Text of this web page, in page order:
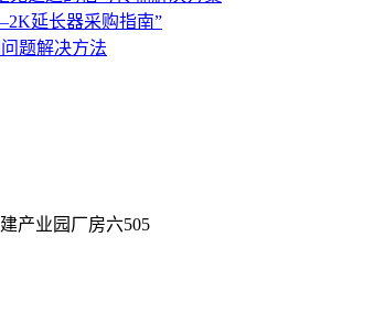
延长器采购指南”
题解决方法
产业园厂房六505